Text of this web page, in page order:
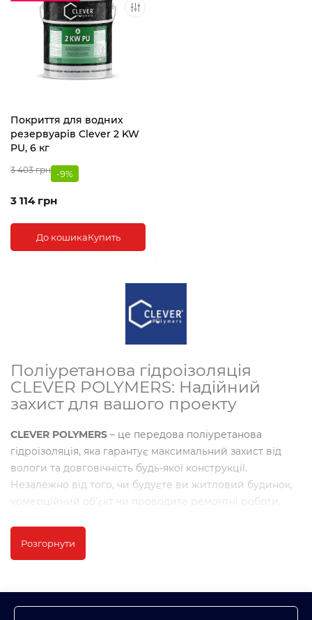
Покриття для водних
резервуарів Clever 2 KW
PU, 6 кг
3 403 грн -9%
3 114 грн
До кошикаКупить
Поліуретанова гідроізоляція
CLEVER POLYMERS: Надійний
захист для вашого проекту
CLEVER POLYMERS – це передова поліуретанова
гідроізоляція, яка гарантує максимальний захист від
вологи та довговічність будь-якої конструкції.
Незалежно від того, чи будуєте ви житловий будинок,
комерційний об'єкт чи проводите ремонтні роботи,
повну герметичність.
Переваги CLEVER POLYMERS:
Розгорнути